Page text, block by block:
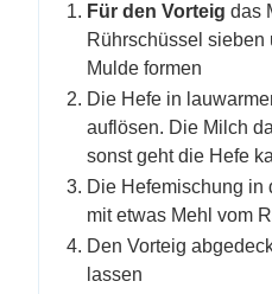
Für den Vorteig das
Rührschüssel sieben
Mulde formen
Die Hefe in
auflösen. Die Milch
sonst geht die Hefe
Die Hefemischung in
mit etwas Mehl vom
Den Vorteig
lassen